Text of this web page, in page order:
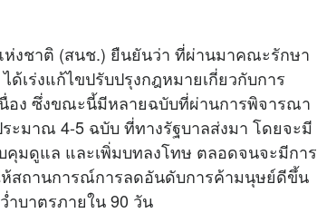
e
งชาติ (สนช.) ยืนยันว่า ที่ผ่านมาคณะรักษา
เร่งแก้ไขปรับปรุงกฎหมายเกี่ยวกับการ
อง ซึ่งขณะนี้มีหลายฉบับที่ผ่านการพิจารณา
ะมาณ 4-5 ฉบับ ที่ทางรัฐบาลส่งมา โดยจะมี
คุมดูแล และเพิ่มบทลงโทษ ตลอดจนจะมีการ
ห้สถานการณ์การลดอันดับการค้ามนุษย์ดีขึ้น
ำบาตรภายใน 90 วัน